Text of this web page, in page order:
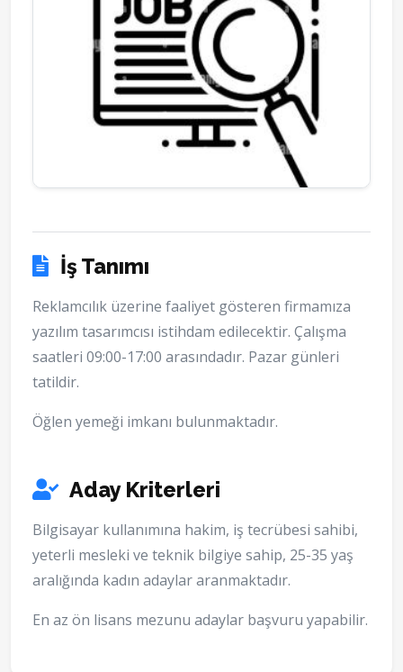
İş Tanımı
Reklamcılık üzerine faaliyet gösteren firmamıza
yazılım tasarımcısı istihdam edilecektir. Çalışma
saatleri 09:00-17:00 arasındadır. Pazar günleri
tatildir.
Öğlen yemeği imkanı bulunmaktadır.
Aday Kriterleri
Bilgisayar kullanımına hakim, iş tecrübesi sahibi,
yeterli mesleki ve teknik bilgiye sahip, 25-35 yaş
aralığında kadın adaylar aranmaktadır.
En az ön lisans mezunu adaylar başvuru yapabilir.